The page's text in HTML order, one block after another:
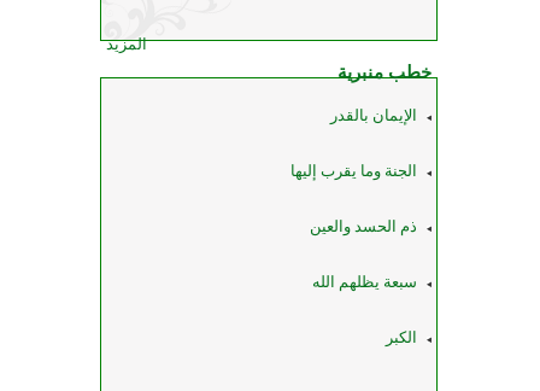
المزيد
خطب منبرية
الإيمان بالقدر
الجنة وما يقرب إليها
ذم الحسد والعين
سبعة يظلهم الله
الكبر